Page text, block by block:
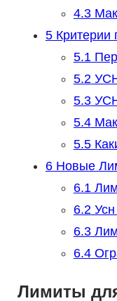
4.3
5Критерии
5.1
5.2
5.3УСН
5.4
5.5
6Новые
6.1
6.2Усн
6.3
6.4
Лимиты